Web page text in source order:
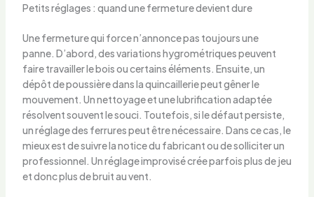
Petits réglages : quand une fermeture devient dure
Une fermeture qui force n’annonce pas toujours une
panne. D’abord, des variations hygrométriques peuvent
faire travailler le bois ou certains éléments. Ensuite, un
dépôt de poussière dans la quincaillerie peut gêner le
mouvement. Un nettoyage et une lubrification adaptée
résolvent souvent le souci. Toutefois, si le défaut persiste,
un réglage des ferrures peut être nécessaire. Dans ce cas, le
mieux est de suivre la notice du fabricant ou de solliciter un
professionnel. Un réglage improvisé crée parfois plus de jeu
et donc plus de bruit au vent.